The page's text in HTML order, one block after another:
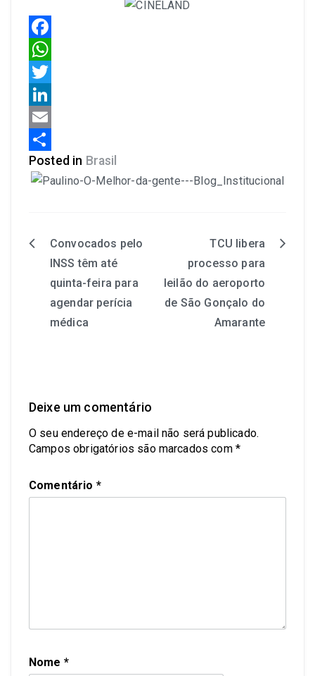
Facebook
WhatsApp
Twitter
LinkedIn
Email
Share
Posted in Brasil
Convocados pelo
INSS têm até
quinta-feira para
agendar perícia
médica
TCU libera
processo para
leilão do aeroporto
de São Gonçalo do
Amarante
Deixe um comentário
O seu endereço de e-mail não será publicado.
Campos obrigatórios são marcados com *
Comentário *
Nome *